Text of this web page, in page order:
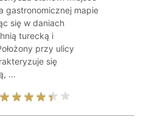
gastronomicznej mapie
się w daniach
turecką i
przy ulicy
się
...